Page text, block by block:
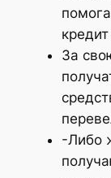
За
-Либо